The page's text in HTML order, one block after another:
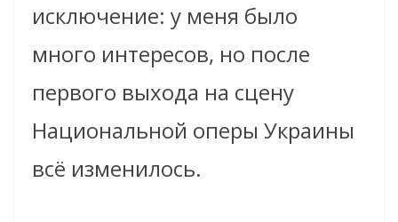
исключение: у меня было
много интересов, но после
первого выхода на сцену
Национальной оперы Украины
всё изменилось.